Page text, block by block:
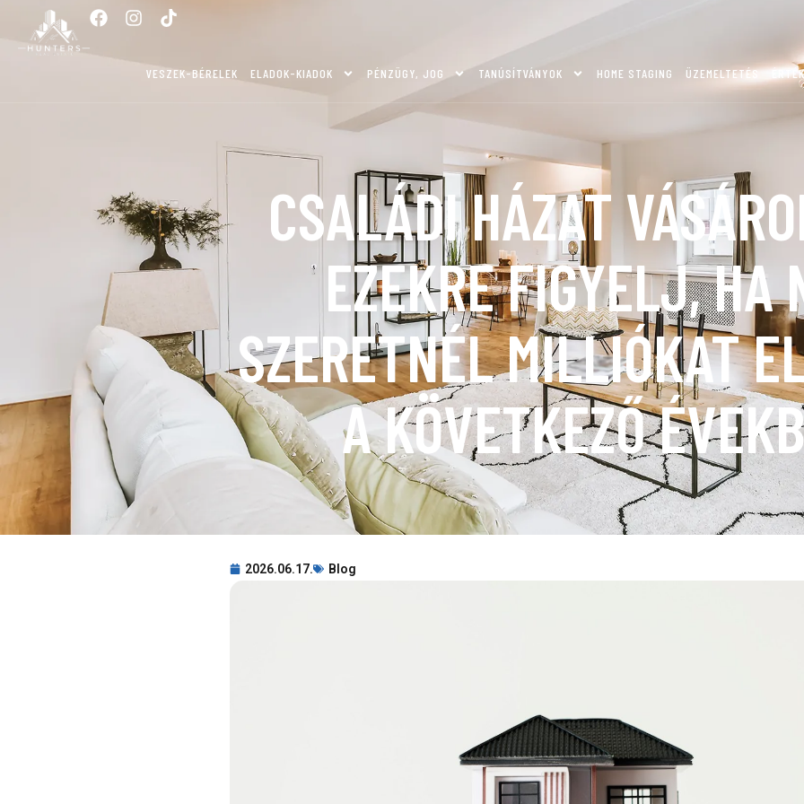
VESZEK-BÉRELEK ELADOK-KIADOK PÉNZÜGY, JOG TANÚSÍTVÁNYOK HOME STAGING ÜZEMELTETÉS
CSALÁDI HÁZAT
EZEKRE FIGYELJ, HA
SZERETNÉL MILLIÓKAT
A KÖVETKEZŐ
2026.06.17. Blog